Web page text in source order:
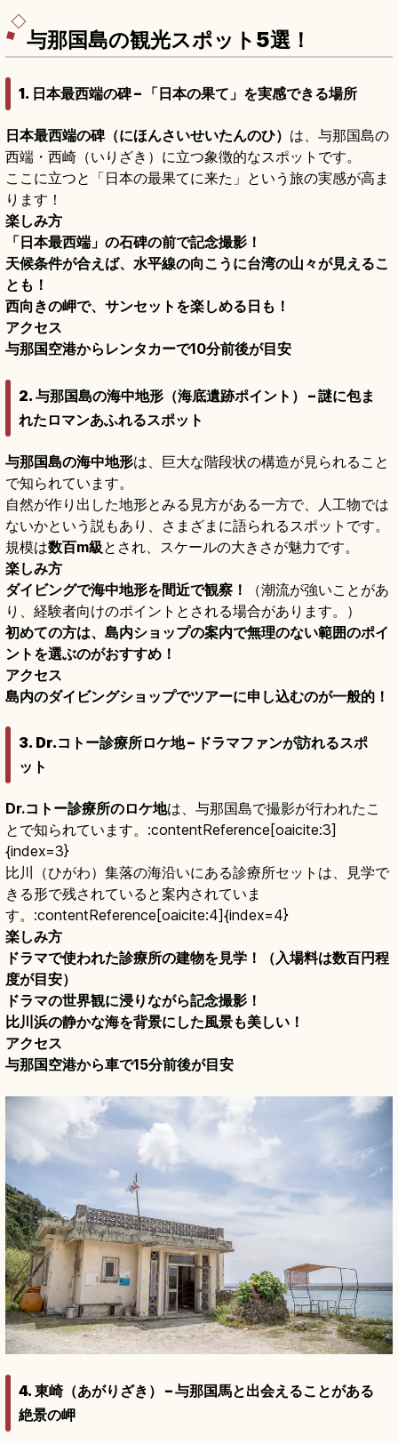
与那国島の観光スポット5選！
1. 日本最西端の碑 – 「日本の果て」を実感できる場所
日本最西端の碑（にほんさいせいたんのひ） は、与那国島の
西端・西崎（いりざき）に立つ象徴的なスポットです。
ここに立つと「日本の最果てに来た」という旅の実感が高ま
ります！
楽しみ方
「日本最西端」の石碑の前で記念撮影！
天候条件が合えば、水平線の向こうに台湾の山々が見えるこ
とも！
西向きの岬で、サンセットを楽しめる日も！
アクセス
与那国空港からレンタカーで10分前後が目安
2. 与那国島の海中地形（海底遺跡ポイント） – 謎に包ま
れたロマンあふれるスポット
与那国島の海中地形は、巨大な階段状の構造が見られること
で知られています。
自然が作り出した地形とみる見方がある一方で、人工物では
ないかという説もあり、さまざまに語られるスポットです。
規模は数百m級とされ、スケールの大きさが魅力です。
楽しみ方
ダイビングで海中地形を間近で観察！
（潮流が強いことがあ
り、経験者向けのポイントとされる場合があります。）
初めての方は、島内ショップの案内で無理のない範囲のポイ
ントを選ぶのがおすすめ！
アクセス
島内のダイビングショップでツアーに申し込むのが一般的！
3. Dr.コトー診療所ロケ地 – ドラマファンが訪れるスポ
ット
Dr.コトー診療所のロケ地は、与那国島で撮影が行われたこ
とで知られています。:contentReference[oaicite:3]
{index=3}
比川（ひがわ）集落の海沿いにある診療所セットは、見学で
きる形で残されていると案内されていま
す。:contentReference[oaicite:4]{index=4}
楽しみ方
ドラマで使われた診療所の建物を見学！（入場料は数百円程
度が目安）
ドラマの世界観に浸りながら記念撮影！
比川浜の静かな海を背景にした風景も美しい！
アクセス
与那国空港から車で15分前後が目安
4. 東崎（あがりざき） – 与那国馬と出会えることがある
絶景の岬